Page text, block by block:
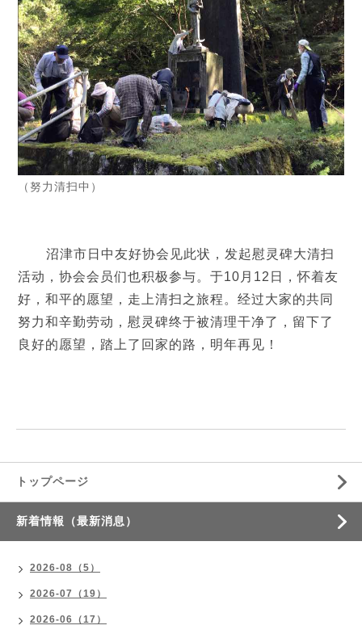
（努力清扫中）
沼津市日中友好协会见此状，发起慰灵碑大清扫
活动，协会会员们也积极参与。于10月12日，怀着友
好，和平的愿望，走上清扫之旅程。经过大家的共同
努力和辛勤劳动，慰灵碑终于被清理干净了，留下了
良好的愿望，踏上了回家的路，明年再见！
トップページ
新着情報（最新消息）
2026-08（5）
2026-07（19）
2026-06（17）